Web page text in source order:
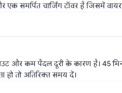
चार्जिंग टॉवर है जिसमें
कम पैदल दूरी के कारण है। 45
हो तो अतिरिक्त समय दें।